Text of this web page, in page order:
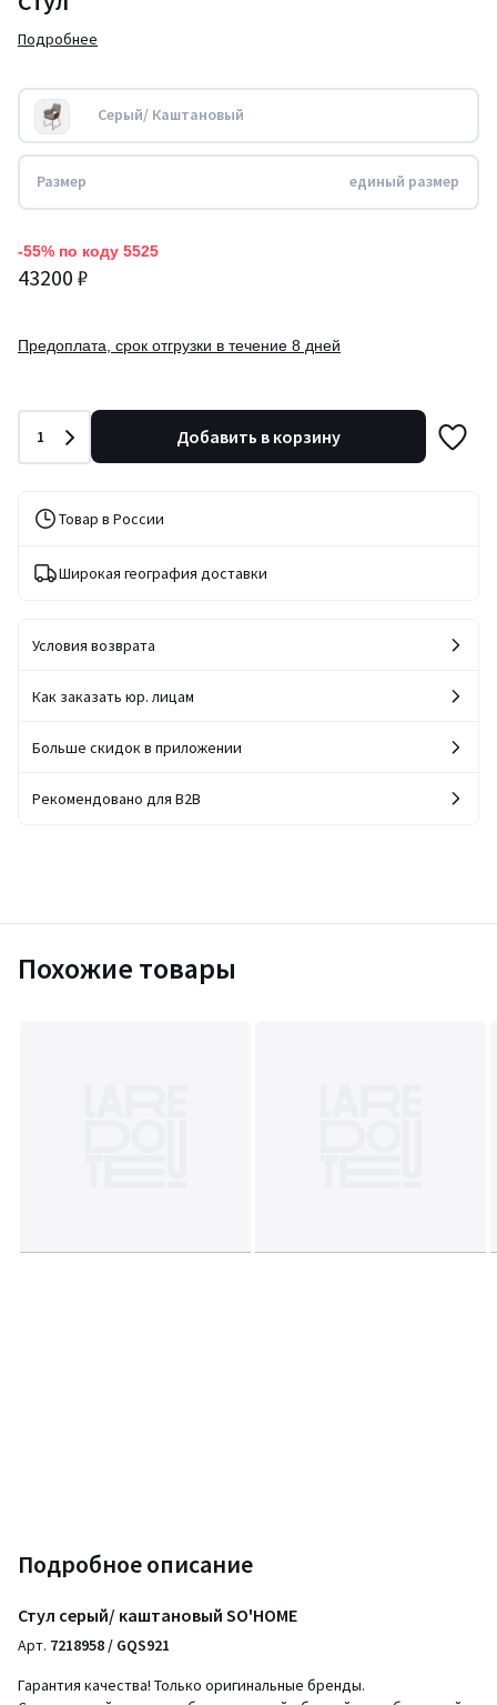
Подробнее
Серый/ Каштановый
Размер единый размер
-55% по коду 5525
43200 ₽
Предоплата, срок отгрузки в течение 8 дней
Количество
1 Добавить в корзину
Товар в России
Широкая география доставки
Условия возврата
Как заказать юр. лицам
Больше скидок в приложении
Рекомендовано для B2B
Похожие товары
Подробное описание
Стул серый/ каштановый SO'HOME
Арт. 7218958 / GQS921
Гарантия качества! Только оригинальные бренды.